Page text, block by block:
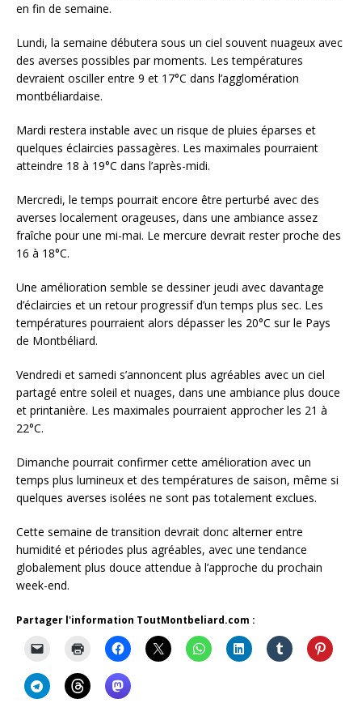
en fin de semaine.
Lundi, la semaine débutera sous un ciel souvent nuageux avec
des averses possibles par moments. Les températures
devraient osciller entre 9 et 17°C dans l’agglomération
montbéliardaise.
Mardi restera instable avec un risque de pluies éparses et
quelques éclaircies passagères. Les maximales pourraient
atteindre 18 à 19°C dans l’après-midi.
Mercredi, le temps pourrait encore être perturbé avec des
averses localement orageuses, dans une ambiance assez
fraîche pour une mi-mai. Le mercure devrait rester proche des
16 à 18°C.
Une amélioration semble se dessiner jeudi avec davantage
d’éclaircies et un retour progressif d’un temps plus sec. Les
températures pourraient alors dépasser les 20°C sur le Pays
de Montbéliard.
Vendredi et samedi s’annoncent plus agréables avec un ciel
partagé entre soleil et nuages, dans une ambiance plus douce
et printanière. Les maximales pourraient approcher les 21 à
22°C.
Dimanche pourrait confirmer cette amélioration avec un
temps plus lumineux et des températures de saison, même si
quelques averses isolées ne sont pas totalement exclues.
Cette semaine de transition devrait donc alterner entre
humidité et périodes plus agréables, avec une tendance
globalement plus douce attendue à l’approche du prochain
week-end.
Partager l'information ToutMontbeliard.com :